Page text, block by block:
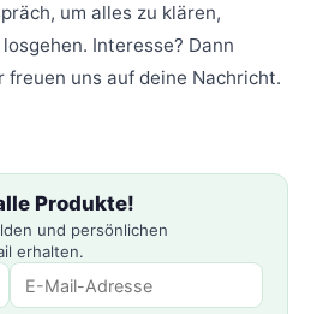
um alles zu klären,
Interesse? Dann
freuen uns auf deine Nachricht.
Produkte!
und persönlichen
erhalten.